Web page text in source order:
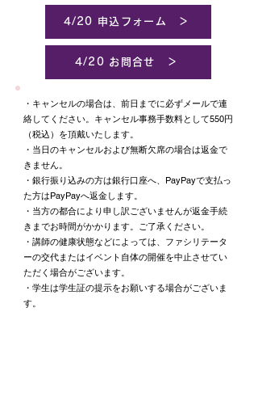
4/20 申込フォーム ＞
4/20 お問合せ ＞
・キャンセルの場合は、前日までに必ずメールで連
絡してください。キャンセル事務手数料として550円
（税込）を頂戴いたします。
・当日のキャンセルおよび無断欠席の場合は返金で
きません。
・銀行振り込みの方は銀行口座へ、PayPayで支払っ
た方はPayPayへ返金します。
・当方の都合により申し訳ございませんが返金手続
きまでお時間がかかります。ご了承ください。
・講師の健康状態などによっては、ファシリテータ
ーの交代またはイベント自体の開催を中止させてい
ただく場合がございます。
​・学生は学生証の提示をお願いする場合がございま
す。